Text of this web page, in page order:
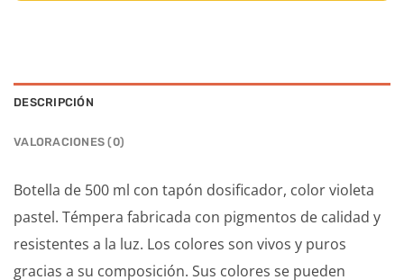
DESCRIPCIÓN
VALORACIONES (0)
Botella de 500 ml con tapón dosificador, color violeta
pastel. Témpera fabricada con pigmentos de calidad y
resistentes a la luz. Los colores son vivos y puros
gracias a su composición. Sus colores se pueden